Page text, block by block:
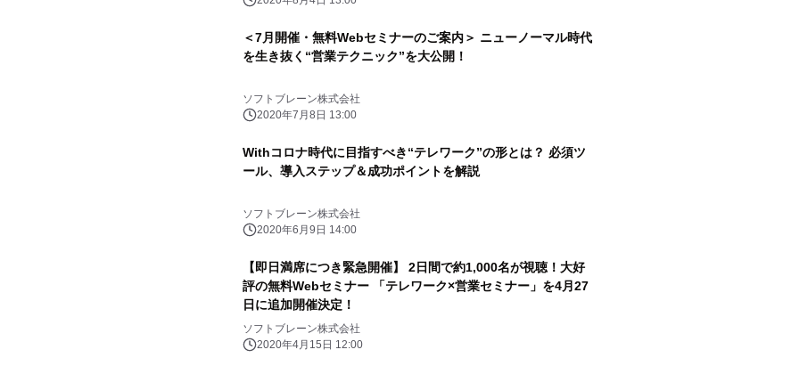
＜7月開催・無料Webセミナーのご案内＞ ニューノーマル時代
を生き抜く“営業テクニック”を大公開！
ソフトブレーン株式会社
2020年7月8日 13:00
Withコロナ時代に目指すべき“テレワーク”の形とは？ 必須ツ
ール、導入ステップ＆成功ポイントを解説
ソフトブレーン株式会社
2020年6月9日 14:00
【即日満席につき緊急開催】 2日間で約1,000名が視聴！大好
評の無料Webセミナー 「テレワーク×営業セミナー」を4月27
日に追加開催決定！
ソフトブレーン株式会社
2020年4月15日 12:00